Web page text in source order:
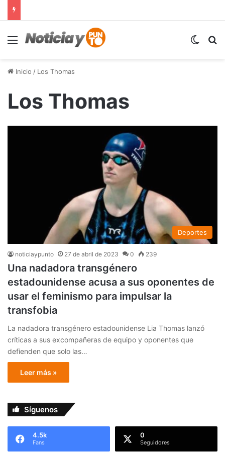
Menú
Inicio / Los Thomas
Los Thomas
Deportes
noticiaypunto 27 de abril de 2023 0 239
Una nadadora transgénero
estadounidense acusa a sus oponentes de
usar el feminismo para impulsar la
transfobia
La nadadora transgénero estadounidense Lia Thomas lanzó
críticas a sus excompañeras de equipo y oponentes que
defienden que solo las…
Leer más »
Síguenos
4.5k
Fans
0
Seguidores